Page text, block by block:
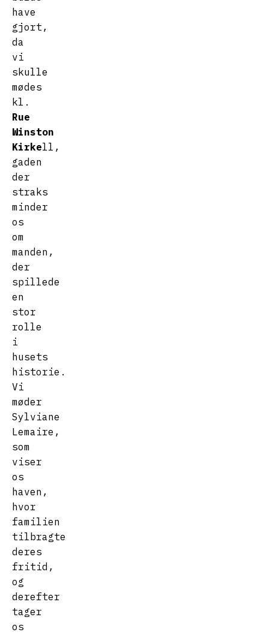
have
gjort,
da
vi
skulle
mødes
kl.
Rue
Winston
Kirkell,
gaden
der
straks
minder
os
om
manden,
der
spillede
en
stor
rolle
i
husets
historie.
Vi
møder
Sylviane
Lemaire,
som
viser
os
haven,
hvor
familien
tilbragte
deres
fritid,
og
derefter
tager
os